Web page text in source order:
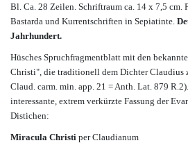
Bl. Ca. 28 Zeilen. Schriftraum ca. 14 x 7,5 cm.
Bastarda und Kurrentschriften in Sepiatinte.
Jahrhundert.
Hüsches Spruchfragmentblatt mit den
Christi", die traditionell dem Dichter Claudius
Claud. carm. min. app. 21 = Anth. Lat. 879
interessante, extrem verkürzte Fassung der
Distichen:
Miracula Christi per Claudianum